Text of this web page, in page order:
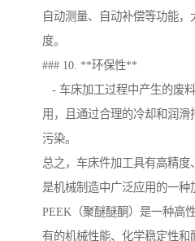
自动测量、自动补偿等功能
度。
### 10. **环保性**
- 车床加工过程中产生的废
用，且通过合理的冷却和润
污染。
总之，车床件加工具有高精度
是机械制造中广泛应用的一种
PEEK（聚醚醚酮）是一种高
有的机械性能、化学稳定性和